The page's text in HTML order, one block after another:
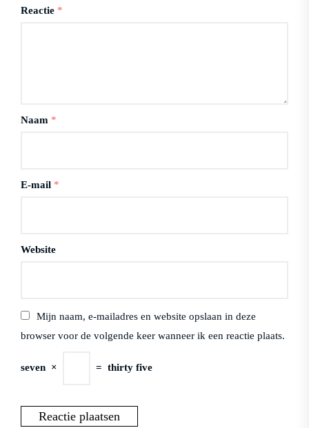
Reactie *
Naam *
E-mail *
Website
Mijn naam, e-mailadres en website opslaan in deze
browser voor de volgende keer wanneer ik een reactie plaats.
seven × = thirty five